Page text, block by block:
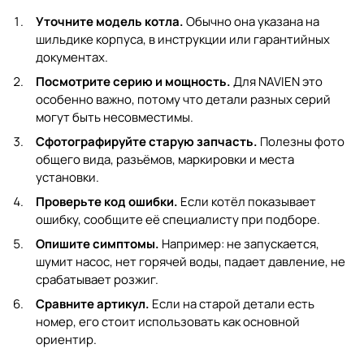
Уточните модель котла.Обычно она указана на
шильдике корпуса, в инструкции или гарантийных
документах.
Посмотрите серию и мощность.Для NAVIEN это
особенно важно, потому что детали разных серий
могут быть несовместимы.
Сфотографируйте старую запчасть. Полезны фото
общего вида, разъёмов, маркировки и места
установки.
Проверьте код ошибки. Если котёл показывает
ошибку, сообщите её специалисту при подборе.
Опишите симптомы. Например: не запускается,
шумит насос, нет горячей воды, падает давление, не
срабатывает розжиг.
Сравните артикул. Если на старой детали есть
номер, его стоит использовать как основной
ориентир.